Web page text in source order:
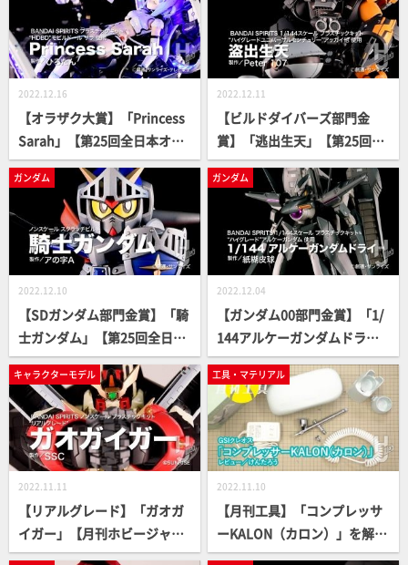
2022.12.16
【オラザク大賞】「Princess
Sarah」【第25回全日本オラ
ザク選手権】
2022.12.11
【ビルドダイバーズ部門金
賞】「逃出生天」【第25回全
日本オラザク選手権】
ガンダム
2022.12.10
【SDガンダム部門金賞】「騎
士ガンダム」【第25回全日本
オラザク選手権】
ガンダム
2022.12.04
【ガンダム00部門金賞】「1/
144アルケーガンダムドラ
イ」【第25回全日本オラザク
選手権】
キャラクターモデル
2022.11.11
【リアルグレード】「ガオガ
イガー」【月刊ホビージャパ
ン12月号】
工具・マテリアル
2022.11.10
【月刊工具】「コンプレッサ
ーKALON（カロン）」を解説
【月刊ホビージャパン12月